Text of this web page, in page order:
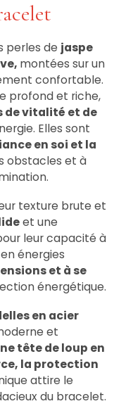
perles de jaspe
montées sur un
confortable.
profond et riche,
de vitalité et de
Elles sont
en soi et la
obstacles et à
texture brute et
et une
leur capacité à
énergies
et à se
énergétique.
en acier
et
tête de loup en
la protection
attire le
du bracelet.